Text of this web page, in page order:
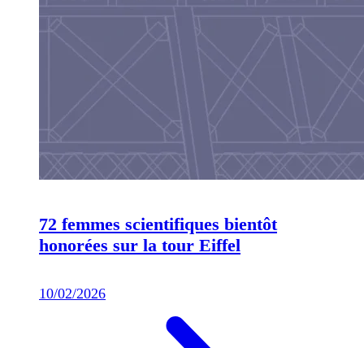
72 femmes scientifiques bientôt
honorées sur la tour Eiffel
10/02/2026